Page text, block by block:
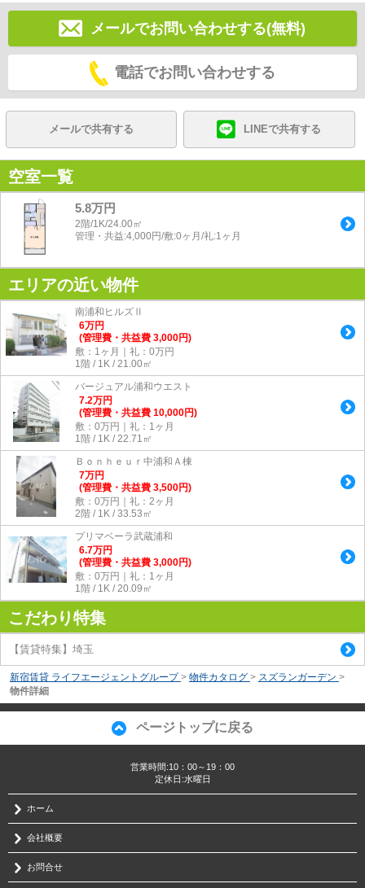
メールでお問い合わせする(無料)
電話でお問い合わせする
メールで共有する LINEで共有する
空室一覧
5.8万円
2階/1K/24.00㎡
管理・共益:4,000円/敷:0ヶ月/礼:1ヶ月
エリアの近い物件
南浦和ヒルズⅡ
6万円
(管理費・共益費 3,000円)
敷：1ヶ月｜礼：0万円
1階 / 1K / 21.00㎡
バージュアル浦和ウエスト
7.2万円
(管理費・共益費 10,000円)
敷：0万円｜礼：1ヶ月
1階 / 1K / 22.71㎡
Ｂｏｎｈｅｕｒ中浦和Ａ棟
7万円
(管理費・共益費 3,500円)
敷：0万円｜礼：2ヶ月
2階 / 1K / 33.53㎡
プリマベーラ武蔵浦和
6.7万円
(管理費・共益費 3,000円)
敷：0万円｜礼：1ヶ月
1階 / 1K / 20.09㎡
こだわり特集
【賃貸特集】埼玉
新宿賃貸 ライフエージェントグループ > 物件カタログ > スズランガーデン >
物件詳細
ページトップに戻る
営業時間:10：00～19：00
定休日:水曜日
ホーム
会社概要
お問合せ